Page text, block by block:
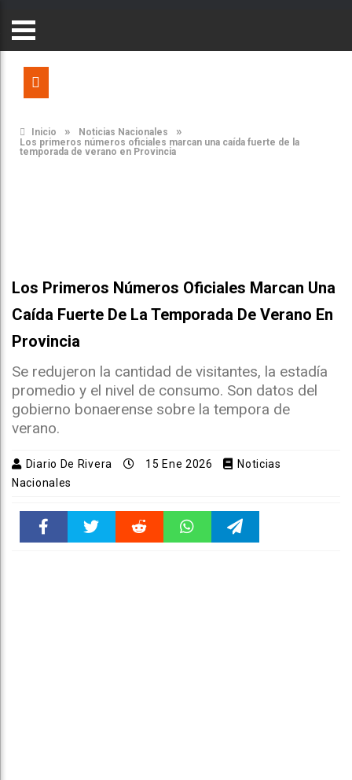
Inicio » Noticias Nacionales »
Los primeros números oficiales marcan una caída fuerte de la
temporada de verano en Provincia
Los Primeros Números Oficiales Marcan Una
Caída Fuerte De La Temporada De Verano En
Provincia
Se redujeron la cantidad de visitantes, la estadía
promedio y el nivel de consumo. Son datos del
gobierno bonaerense sobre la tempora de
verano.
Diario De Rivera 15 Ene 2026
Noticias
Nacionales